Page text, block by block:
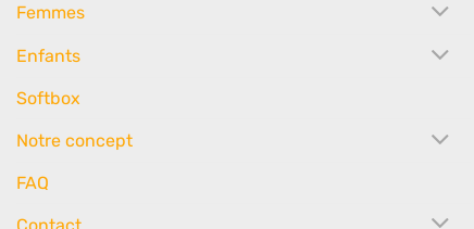
Femmes
Enfants
Softbox
Notre concept
FAQ